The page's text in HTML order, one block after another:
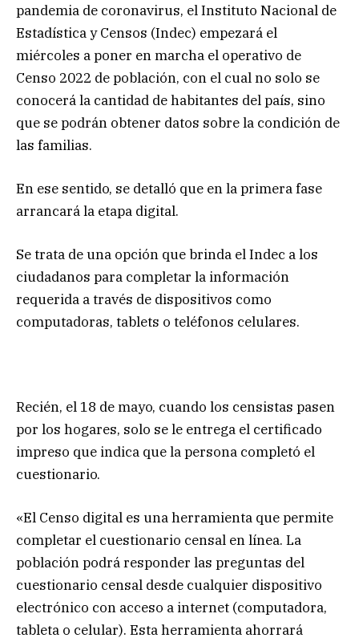
pandemia de coronavirus, el Instituto Nacional de
Estadística y Censos (Indec) empezará el
miércoles a poner en marcha el operativo de
Censo 2022 de población, con el cual no solo se
conocerá la cantidad de habitantes del país, sino
que se podrán obtener datos sobre la condición de
las familias.
En ese sentido, se detalló que en la primera fase
arrancará la etapa digital.
Se trata de una opción que brinda el Indec a los
ciudadanos para completar la información
requerida a través de dispositivos como
computadoras, tablets o teléfonos celulares.
Recién, el 18 de mayo, cuando los censistas pasen
por los hogares, solo se le entrega el certificado
impreso que indica que la persona completó el
cuestionario.
«El Censo digital es una herramienta que permite
completar el cuestionario censal en línea. La
población podrá responder las preguntas del
cuestionario censal desde cualquier dispositivo
electrónico con acceso a internet (computadora,
tableta o celular). Esta herramienta ahorrará